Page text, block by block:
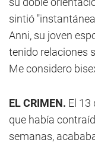
sintió
Anni, su joven
tenido relaciones
Me considero
EL CRIMEN. El 13
que había
semanas,